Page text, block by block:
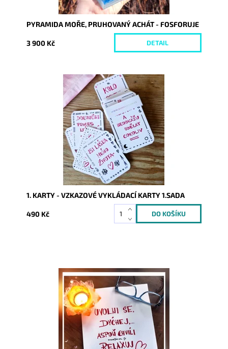
PYRAMIDA MOŘE, PRUHOVANÝ ACHÁT - FOSFORUJE
3 900 Kč DETAIL
Dostupnost:
Skladem
9340
1. KARTY - VZKAZOVÉ VYKLÁDACÍ KARTY 1.SADA
490 Kč
Dostupnost:
Skladem
1331/50